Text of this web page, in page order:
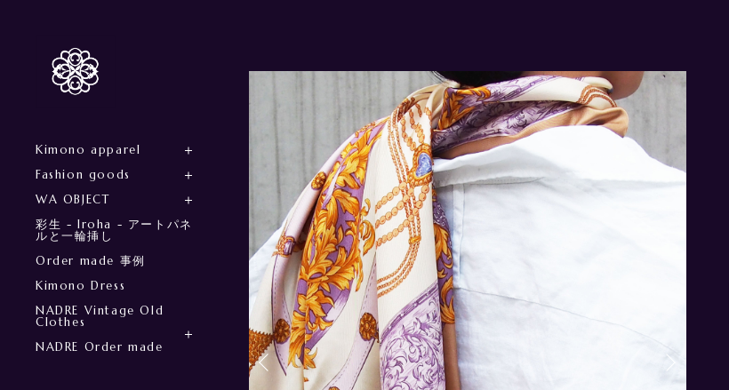
Kimono apparel
Fashion goods
WA OBJECT
彩生 - Iroha - アートパネ
ルと一輪挿し
Order made 事例
Kimono Dress
NADRE Vintage Old
Clothes
NADRE Order made